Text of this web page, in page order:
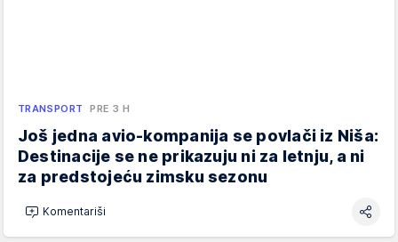
TRANSPORT PRE 3 H
Još jedna avio-kompanija se povlači iz Niša:
Destinacije se ne prikazuju ni za letnju, a ni
za predstojeću zimsku sezonu
Komentariši